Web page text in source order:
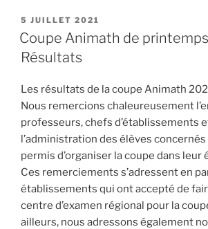
PUBLIÉ
LE
5 JUILLET 2021
Coupe Animath de
Résultats
Les résultats de la coupe Animath
Nous remercions chaleureusement
professeurs, chefs d’établissements
l’administration des élèves
permis d’organiser la coupe dans
Ces remerciements s’adressent en
établissements qui ont accepté de
centre d’examen régional pour la
ailleurs, nous adressons également